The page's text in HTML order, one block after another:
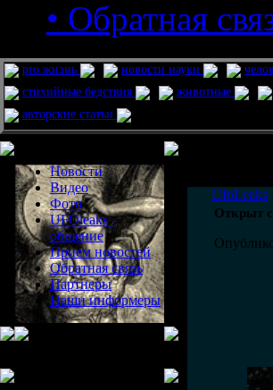
• Обратная
pro жизнь новости науки
стихийные бедствия
животные
авторские статьи
Новости
Видео
Фото
UFOleaks -
общение
Прием новостей
Обратная связь
Партнеры
Наши информеры
UfoLeaks
Открыт